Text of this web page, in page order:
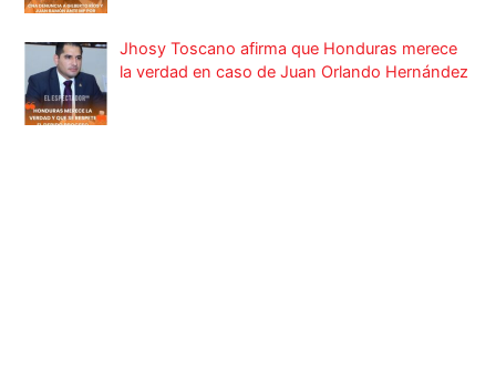
Jhosy Toscano afirma que Honduras merece
la verdad en caso de Juan Orlando Hernández